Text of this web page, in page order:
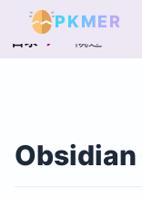
PKMER
目录 概述
Obsidian